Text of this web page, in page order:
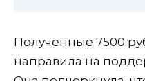
Полученные 7500
направила на